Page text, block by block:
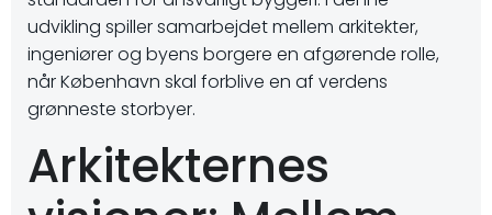
udvikling spiller samarbejdet mellem arkitekter,
ingeniører og byens borgere en afgørende rolle,
når København skal forblive en af verdens
grønneste storbyer.
Arkitekternes